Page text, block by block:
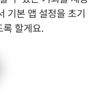
기본 앱 설정을 초기
록 할게요.